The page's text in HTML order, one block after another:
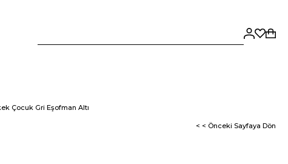
Çocuk Gri Eşofman Altı
< < Önceki Sayfaya Dön